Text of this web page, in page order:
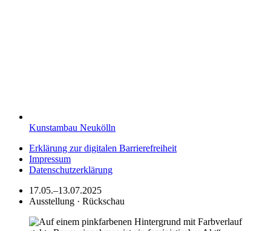
Kunstambau Neukölln
Erklärung zur digitalen Barrierefreiheit
Impressum
Datenschutzerklärung
17.05.–13.07.2025
Ausstellung · Rückschau